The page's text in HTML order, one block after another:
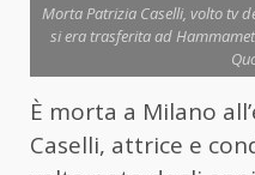
Morta Patrizia Caselli, volto tv
si era trasferita ad
È morta a Milano
Caselli, attrice e